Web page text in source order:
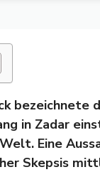
bezeichnete
in Zadar
Eine
Skepsis